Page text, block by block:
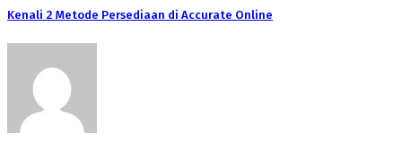
Kenali 2 Metode Persediaan di Accurate Online